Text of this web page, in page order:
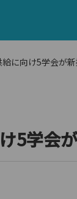
に向け5学会が
5学会